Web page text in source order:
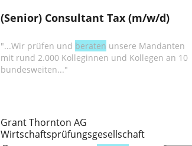
(Senior) Consultant Tax (m/w/d)
"...Wir prüfen und beraten unsere Mandanten
mit rund 2.000 Kolleginnen und Kollegen an 10
bundesweiten..."
Grant Thornton AG
Wirtschaftsprüfungsgesellschaft